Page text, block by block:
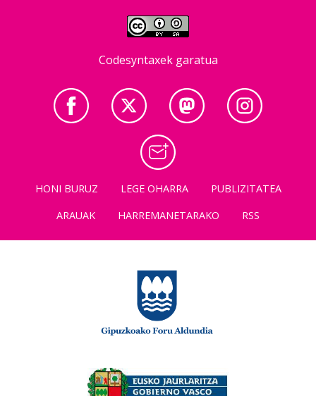
Codesyntaxek garatua
HONI BURUZ LEGE OHARRA
PUBLIZITATEA
ARAUAK
HARREMANETARAKO RSS